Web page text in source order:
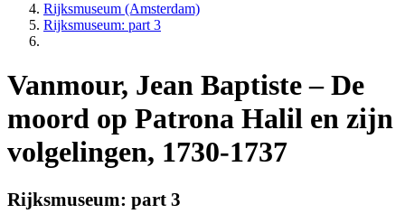
Rijksmuseum (Amsterdam)
Rijksmuseum: part 3
Vanmour, Jean Baptiste – De
moord op Patrona Halil en zijn
volgelingen, 1730-1737
Rijksmuseum: part 3